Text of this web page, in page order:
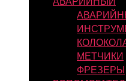
МЕТЧИКИ
ФРЕЗЕРЫ